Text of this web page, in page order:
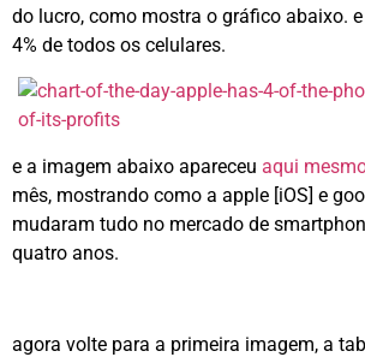
do lucro, como mostra o gráfico abaixo.
4% de todos os celulares.
e a imagem abaixo apareceu aqui
mês, mostrando como a apple [iOS] e
mudaram tudo no mercado de
quatro anos.
agora volte para a primeira imagem, a